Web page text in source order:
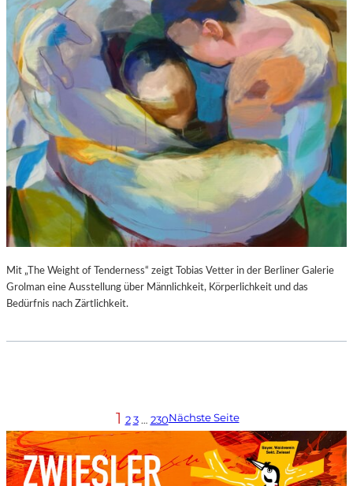
Mit „The Weight of Tenderness“ zeigt Tobias Vetter in der Berliner Galerie
Grolman eine Ausstellung über Männlichkeit, Körperlichkeit und das
Bedürfnis nach Zärtlichkeit.
1 2 3 … 230Nächste Seite